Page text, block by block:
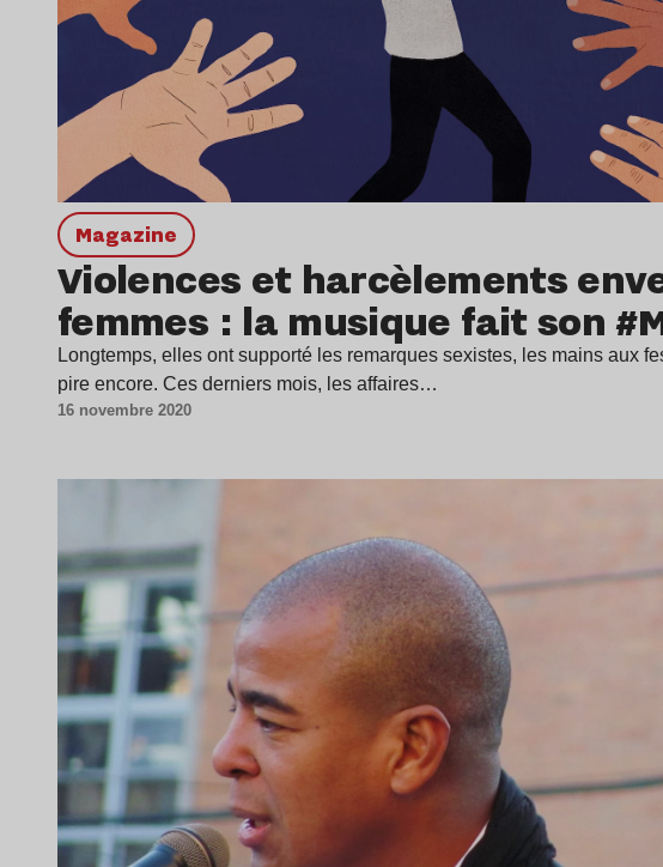
magazine
Violences et harcèlements
femmes : la musique fait son
Longtemps, elles ont supporté les remarques sexistes, les mains aux
pire encore. Ces derniers mois, les affaires…
16 novembre 2020